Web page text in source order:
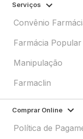
Serviços
Convênio
Farmácia Popular
Manipulação
Farmaclin
Comprar Online
Política de